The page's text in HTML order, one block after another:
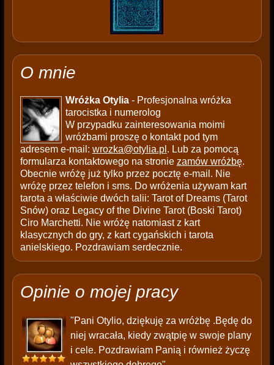
O mnie
Wróżka Otylia- Profesjonalna wróżka
tarocistka i numerolog
W przypadku zainteresowania moimi
wróżbami proszę o kontakt pod tym
adresem e-mail: wrozka@otylia.pl . Lub za pomocą
formularza kontaktowego na stronie zamów wróżbę.
Obecnie wróżę już tylko przez pocztę e-mail. Nie
wróżę przez telefon i sms. Do wróżenia używam kart
tarota a właściwie dwóch talii: Tarot of Dreams (Tarot
Snów) oraz Legacy of the Divine Tarot (Boski Tarot)
Ciro Marchetti. Nie wróżę natomiast z kart
klasycznych do gry, z kart cygańskich i tarota
anielskiego. Pozdrawiam serdecznie.
Opinie o mojej pracy
"Pani Otylio, dziękuję za wróżbę .Będę do
niej wracała, kiedy zwątpię w swoje plany
i cele. Pozdrawiam Panią i również życzę